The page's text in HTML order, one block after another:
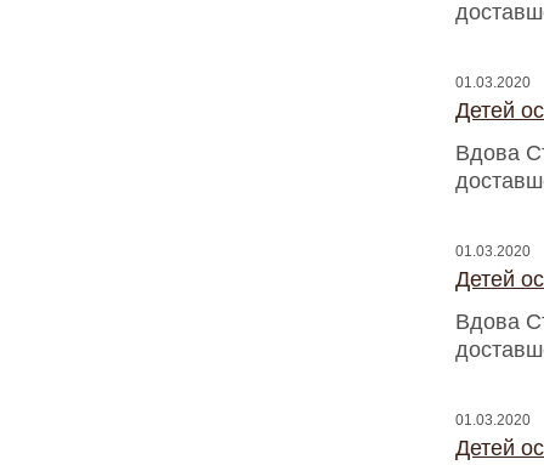
01.03.2020
Детей
Вдова
01.03.2020
Детей
Вдова
01.03.2020
Детей